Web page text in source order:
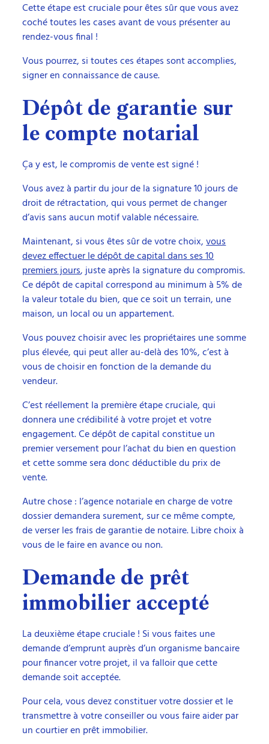
Cette étape est cruciale pour êtes sûr que vous avez
coché toutes les cases avant de vous présenter au
rendez-vous final !
Vous pourrez, si toutes ces étapes sont accomplies,
signer en connaissance de cause.
Dépôt de garantie sur
le compte notarial
Ça y est, le compromis de vente est signé !
Vous avez à partir du jour de la signature 10 jours de
droit de rétractation, qui vous permet de changer
d’avis sans aucun motif valable nécessaire.
Maintenant, si vous êtes sûr de votre choix,vous
devez effectuer le dépôt de capital dans ses 10
premiers jours, juste après la signature du compromis.
Ce dépôt de capital correspond au minimum à 5% de
la valeur totale du bien, que ce soit un terrain, une
maison, un local ou un appartement.
Vous pouvez choisir avec les propriétaires une somme
plus élevée, qui peut aller au-delà des 10%, c’est à
vous de choisir en fonction de la demande du
vendeur.
C’est réellement la première étape cruciale, qui
donnera une crédibilité à votre projet et votre
engagement. Ce dépôt de capital constitue un
premier versement pour l’achat du bien en question
et cette somme sera donc déductible du prix de
vente.
Autre chose : l’agence notariale en charge de votre
dossier demandera surement, sur ce même compte,
de verser les frais de garantie de notaire. Libre choix à
vous de le faire en avance ou non.
Demande de prêt
immobilier accepté
La deuxième étape cruciale ! Si vous faites une
demande d’emprunt auprès d’un organisme bancaire
pour financer votre projet, il va falloir que cette
demande soit acceptée.
Pour cela, vous devez constituer votre dossier et le
transmettre à votre conseiller ou vous faire aider par
un courtier en prêt immobilier.